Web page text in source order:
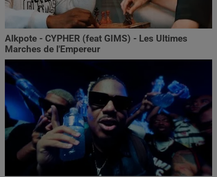
Alkpote - CYPHER (feat GIMS) - Les Ultimes
Marches de l'Empereur